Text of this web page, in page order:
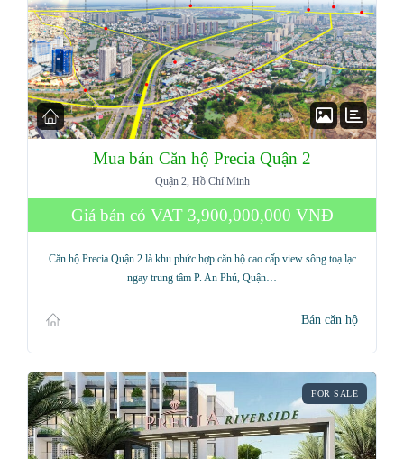
Mua bán Căn hộ Precia Quận 2
Quận 2, Hồ Chí Minh
Giá bán có VAT 3,900,000,000 VNĐ
Căn hộ Precia Quận 2 là khu phức hợp căn hộ cao cấp view sông toạ lạc
ngay trung tâm P. An Phú, Quận…
Bán căn hộ
FOR SALE